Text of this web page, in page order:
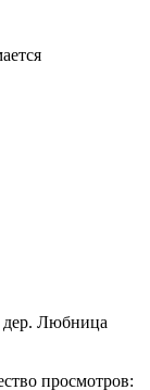
дер. Любница
просмотров: